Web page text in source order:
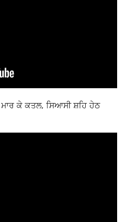
ਮਾਰ ਕੇ ਕਤਲ, ਸਿਆਸੀ ਸ਼ਹਿ ਹੇਠ